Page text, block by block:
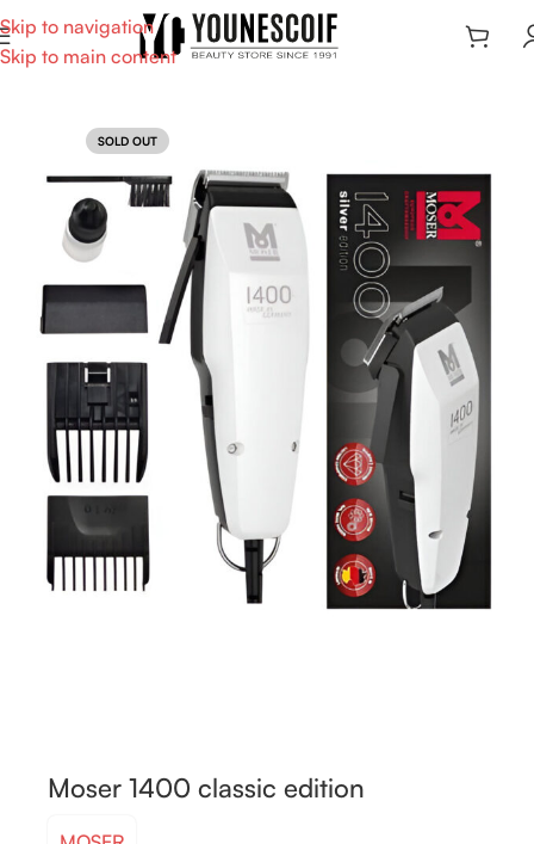
Skip to navigation
Skip to main content
SOLD OUT
Moser 1400 classic edition